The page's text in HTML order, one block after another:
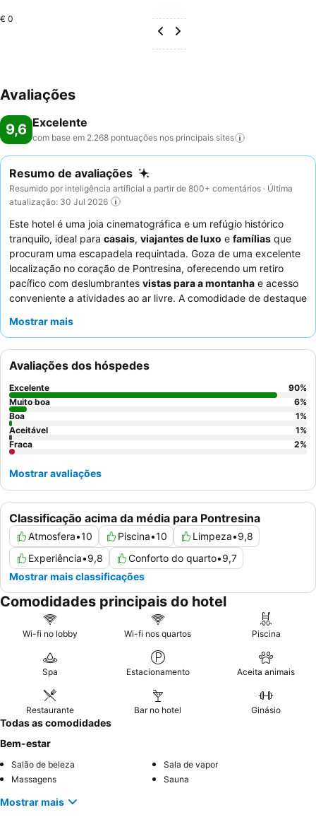
€ 0
Avaliações
9,6 Excelente
com base em 2.268 pontuações nos principais sites
Resumo de avaliações
Resumido por inteligência artificial a partir de 800+ comentários · Última
atualização: 30 Jul 2026
Este hotel é uma joia cinematográfica e um refúgio histórico
tranquilo, ideal para casais, viajantes de luxo e famílias que
procuram uma escapadela requintada. Goza de uma excelente
localização no coração de Pontresina, oferecendo um retiro
pacífico com deslumbrantes vistas para a montanha e acesso
conveniente a atividades ao ar livre. A comodidade de destaque
piscina interior com vistas para a montanha, várias saunas e um
consistentemente o
staff
seu calor e profissionalismo, enquanto o
almoçoé realçado pela sua seleção vasta e variada de
produtos frescos e regionais. Para uma experiência melhorada,
considere reservar uma das suites lindamente renovadas para
desfrutar de bastante espaço e vistas deslumbrantes.
Mostrar mais
Classificação acima da média para Pontresina
Atmosfera•10 Piscina•10 Limpeza•9,8
Experiência•9,8 Conforto do quarto•9,7
Mostrar mais classificações
Avaliações dos hóspedes
Excelente 90%
Muito boa
6%
Boa
1%
Aceitável
1%
Fraca
2%
Mostrar avaliações
Comodidades principais do hotel
Wi-fi no lobby Wi-fi nos quartos Piscina
Spa Estacionamento Aceita animais
Restaurante Bar no hotel Ginásio
Todas as comodidades
Bem-estar
Salão de beleza
Sala de vapor
Massagens
Sauna
Mostrar mais